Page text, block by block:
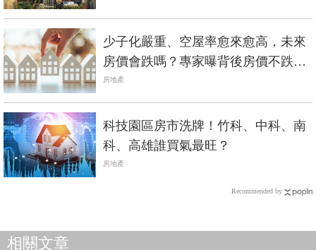
少子化嚴重、空屋率愈來愈高，未來
房價會跌嗎？專家曝背後房價不跌的
殘酷真相
房地產
科技園區房市洗牌！竹科、中科、南
科、高雄誰買氣最旺？
房地產
Recommended by
相關文章